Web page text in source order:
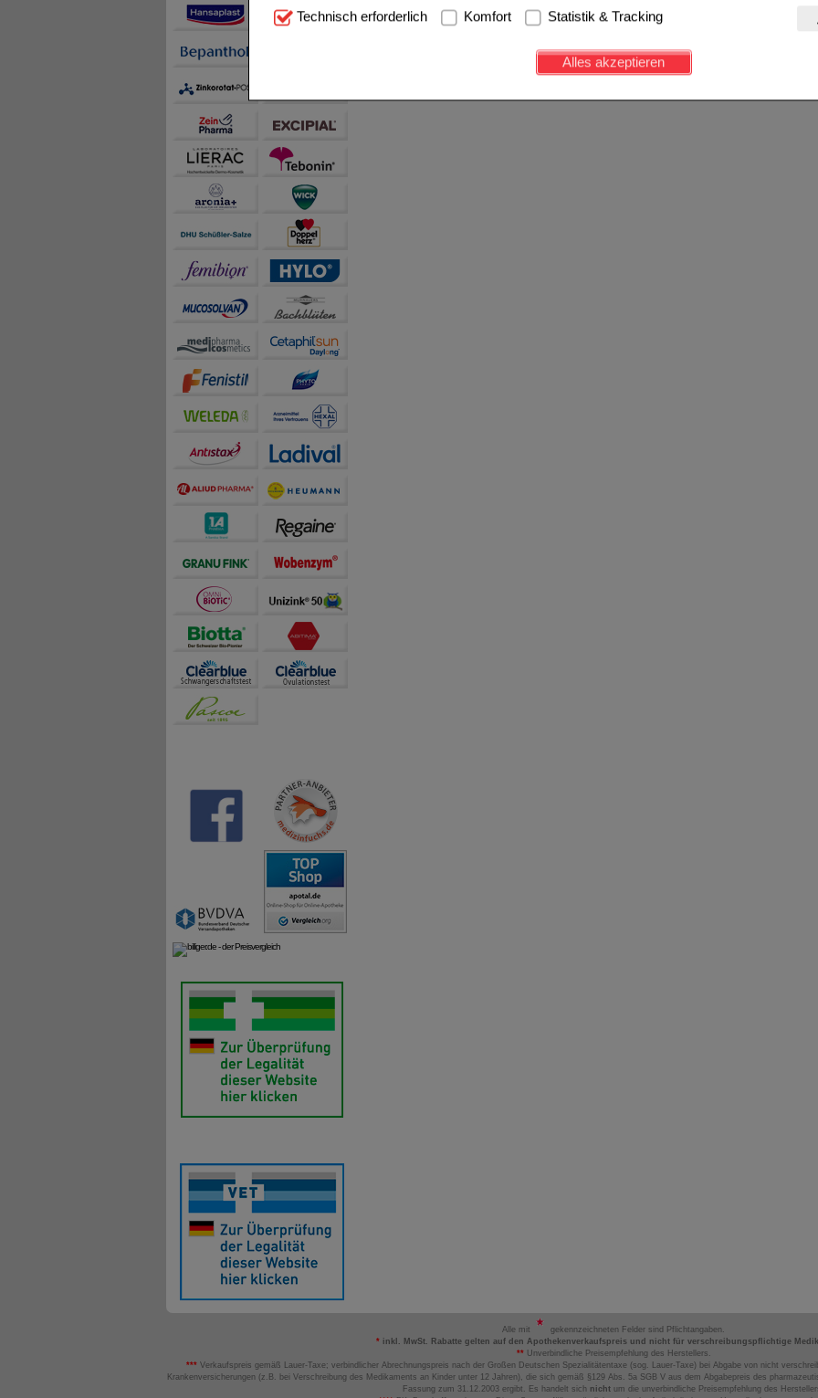
Technisch Notwendig: Hierbei handelt es sich um Cookies, die für die Grundfunktionen
notwendig sind (z.B. Navigation, Warenkorb, Kundenkonto), weshalb auf diese nicht
Diese Cookies werden genutzt um das Einkaufserlebnis noch ansprechender zu
beispielsweise für die Wiedererkennung des Besuchers oder unsere Seite an bevorzugte
sammeln, mit deren Hilfe wir unsere Website weiter für Sie optimieren können, den Inhalt
auch die Werbung auf Drittseiten möglichst relevant für Sie zu gestalten. Bitte beachten Sie,
teilweise an Dritte wie z.B. Google oder soziale Medien übertragen werden.
Technisch erforderlich Komfort Statistik & Tracking
Alles akzeptieren
Alle mit
gekennzeichneten Felder sind Pflichtangaben.
* inkl. MwSt. Rabatte gelten auf den Apothekenverkaufspreis und nicht für verschreibungspflichtige
**Unverbindliche Preisempfehlung des Herstellers.
*** Verkaufspreis gemäß Lauer-Taxe; verbindlicher Abrechnungspreis nach der Großen Deutschen Spezialitätentaxe (sog. Lauer-Taxe) bei Abgabe von nicht
Krankenversicherungen (z.B. bei Verschreibung des Medikaments an Kinder unter 12 Jahren), die sich gemäß §129 Abs. 5a SGB V aus dem Abgabepreis des
Fassung zum 31.12.2003 ergibt. Es handelt sich nicht um die unverbindliche Preisempfehlung des